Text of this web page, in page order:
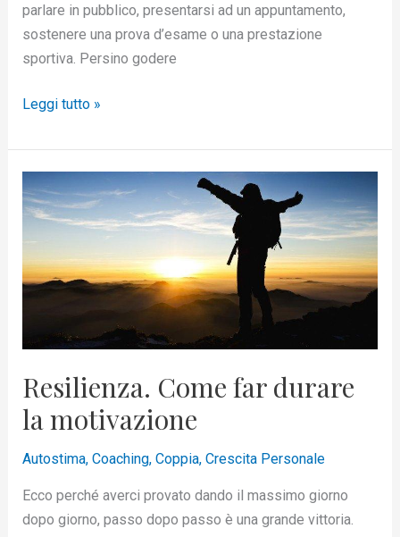
parlare in pubblico, presentarsi ad un appuntamento,
sostenere una prova d’esame o una prestazione
sportiva. Persino godere
Leggi tutto »
Resilienza. Come far durare
la motivazione
Autostima, Coaching, Coppia, Crescita Personale
Ecco perché averci provato dando il massimo giorno
dopo giorno, passo dopo passo è una grande vittoria.
Resilienza.
Come
durare
la